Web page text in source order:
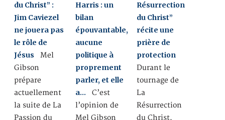
du Christ” :
Jim Caviezel
ne jouera pas
le rôle de
Jésus Mel
Gibson
prépare
actuellement
la suite de La
Passion du
Harris : un
bilan
épouvantable,
aucune
politique à
proprement
parler, et elle
a… C’est
l’opinion de
Mel Gibson
Résurrection
du Christ”
récite une
prière de
protection
Durant le
tournage de
La
Résurrection
du Christ,